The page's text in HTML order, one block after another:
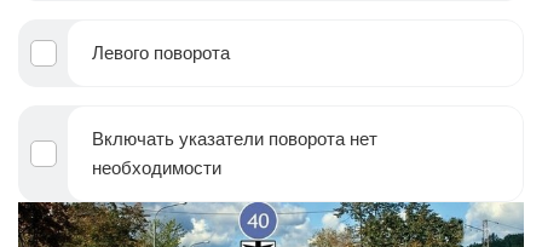
Левого поворота
Включать указатели поворота нет
необходимости